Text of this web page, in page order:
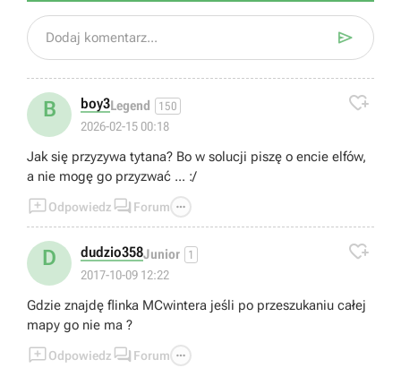
Dodaj komentarz... 
B boy3Legend 150
2026-02-15 00:18

Jak się przyzywa tytana? Bo w solucji piszę o encie elfów,
a nie mogę go przyzwać ... :/
Odpowiedz  Forum 
D dudzio358Junior 1
2017-10-09 12:22

Gdzie znajdę flinka MCwintera jeśli po przeszukaniu całej
mapy go nie ma ?
Odpowiedz  Forum 